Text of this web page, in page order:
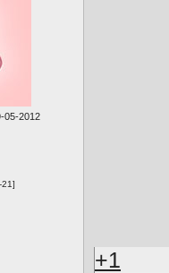
05-2012
21]
+1